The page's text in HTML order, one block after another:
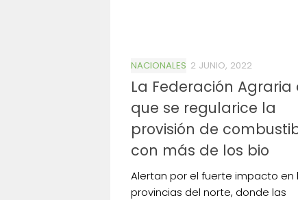
NACIONALES 2 JUNIO, 2022
La Federación Agraria
que se regularice la
provisión de
con más de los bio
Alertan por el fuerte impacto en
provincias del norte, donde las